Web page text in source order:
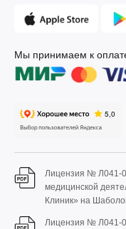
Мы принимаем к
Лицензия № Л041-
медицинской
Клиник» на
Лицензия № Л041-